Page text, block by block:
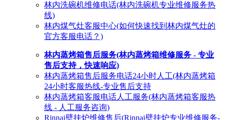
林内洗碗机维修电话(林内洗碗机专业维修服务热
线)
林内煤气灶客服中心(如何快速找到林内煤气灶的
官方客服电话？)
林内蒸烤箱售后服务(林内蒸烤箱维修服务 - 专业
售后支持，快速响应)
林内蒸烤箱售后服务电话24小时人工(林内蒸烤箱
24小时客服热线-专业售后支持
林内蒸烤箱客服电话人工服务(林内蒸烤箱客服热
线 - 人工服务咨询)
Rinnai壁挂炉维修售后(Rinnai壁挂炉专业维修服务-